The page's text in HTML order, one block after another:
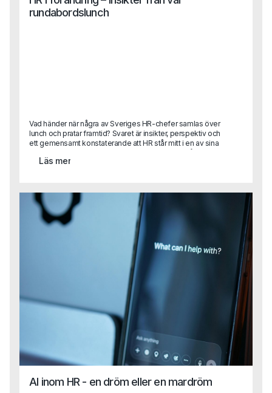
rundabordslunch
Vad händer när några av Sveriges HR-chefer samlas över
lunch och pratar framtid? Svaret är insikter, perspektiv och
ett gemensamt konstaterande att HR står mitt i en av sina
mest spännande (och utmanande) faser hittills.På Capas
rundabordslunch samlade vi ett utvalt gäng HR-ledare
verklighet och framtidens behov från strategisk
kompetensförsörjning till AI, ledarskap, kultur och etik.Vi
summerar här de viktigaste insikterna från samtalen.För
dig som var med, tack för era reflektioner!För dig som inte
kunde delta, här kommer en glimt av vad som
Läs mer
AI inom HR - en dröm eller en mardröm